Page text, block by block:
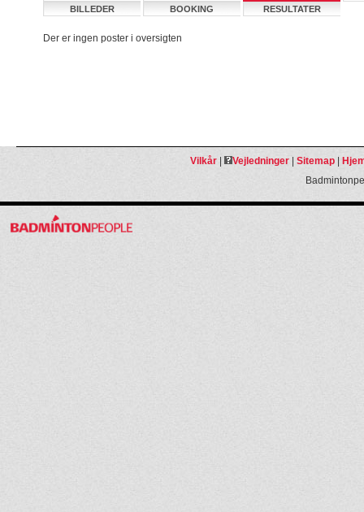
BILLEDER
BOOKING RESULTATER
Der er ingen poster i oversigten
Vilkår| Vejledninger| Sitemap|